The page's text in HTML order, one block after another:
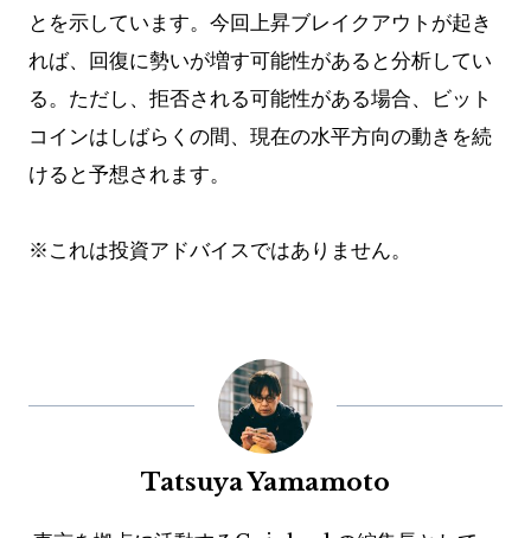
とを示しています。今回上昇ブレイクアウトが起き
れば、回復に勢いが増す可能性があると分析してい
る。ただし、拒否される可能性がある場合、ビット
コインはしばらくの間、現在の水平方向の動きを続
けると予想されます。
※これは投資アドバイスではありません。
Tatsuya Yamamoto